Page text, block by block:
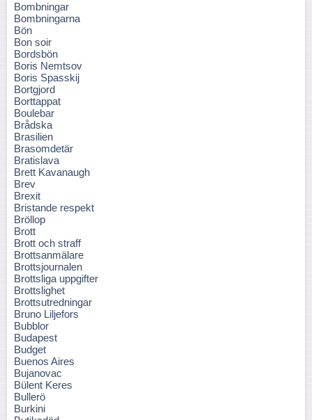
Bombningar
Bombningarna
Bön
Bon soir
Bordsbön
Boris Nemtsov
Boris Spasskij
Bortgjord
Borttappat
Boulebar
Brådska
Brasilien
Brasomdetär
Bratislava
Brett Kavanaugh
Brev
Brexit
Bristande respekt
Bröllop
Brott
Brott och straff
Brottsanmälare
Brottsjournalen
Brottsliga uppgifter
Brottslighet
Brottsutredningar
Bruno Liljefors
Bubblor
Budapest
Budget
Buenos Aires
Bujanovac
Bülent Keres
Bullerö
Burkini